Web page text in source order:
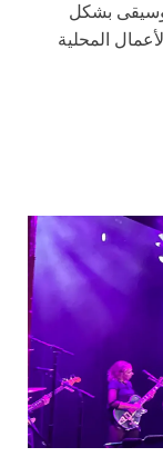
بشكل
المحلية